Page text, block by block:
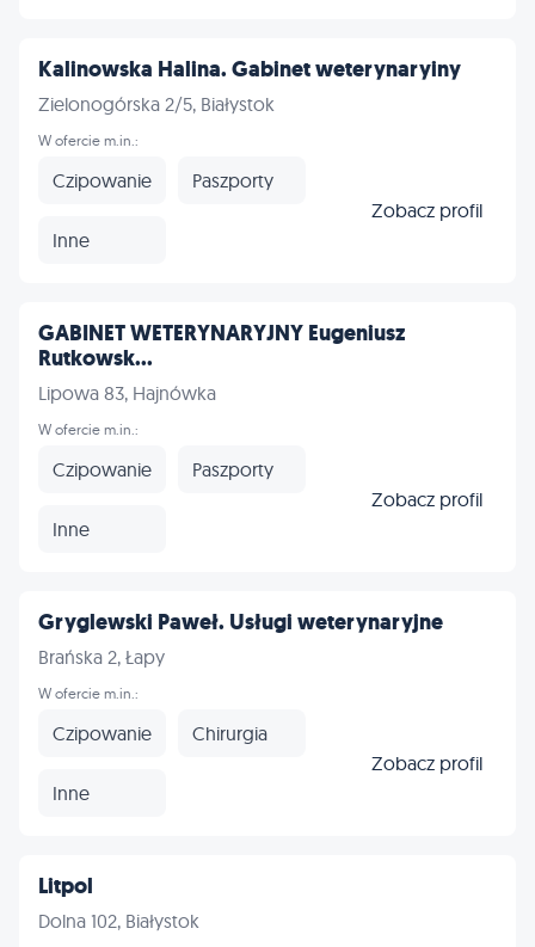
Kalinowska Halina. Gabinet weterynaryiny
Zielonogórska 2/5, Białystok
W ofercie m.in.:
Czipowanie Paszporty
Inne
Zobacz profil
GABINET WETERYNARYJNY Eugeniusz
Rutkowsk...
Lipowa 83, Hajnówka
W ofercie m.in.:
Czipowanie Paszporty
Inne
Zobacz profil
Gryglewski Paweł. Usługi weterynaryjne
Brańska 2, Łapy
W ofercie m.in.:
Czipowanie Chirurgia
Inne
Zobacz profil
Litpol
Dolna 102, Białystok